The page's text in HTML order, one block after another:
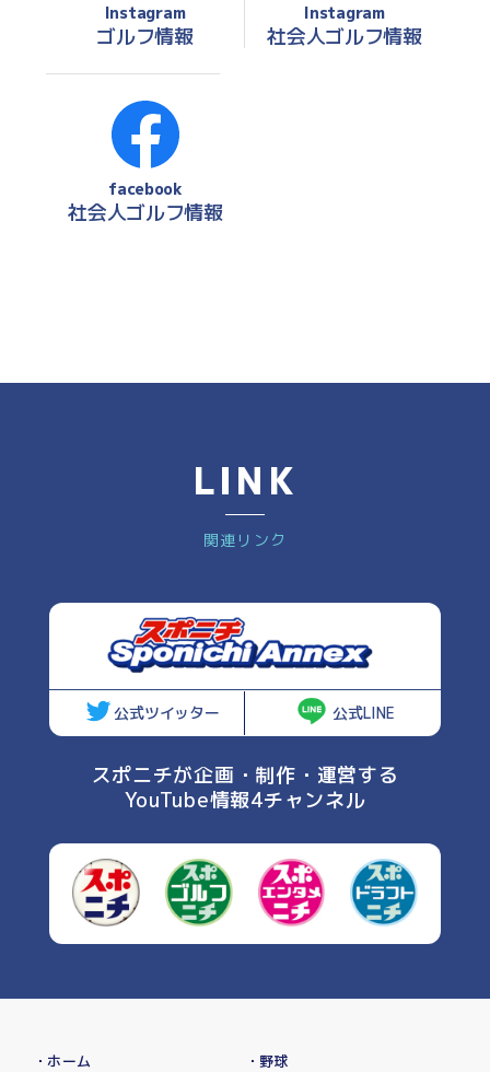
Instagram
ゴルフ情報
Instagram
社会人ゴルフ情報
facebook
社会人ゴルフ情報
LINK
関連リンク
公式ツイッター 公式LINE
スポニチが企画・制作・運営する
YouTube情報4チャンネル
・ホーム
・野球